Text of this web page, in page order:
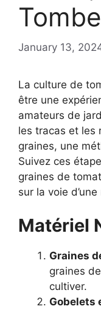
January 13,
La culture de
être une
amateurs de
les tracas et les
graines, une
Suivez ces
graines de
sur la voie
Matériel
Graines
graines
cultiver.
Gobelets